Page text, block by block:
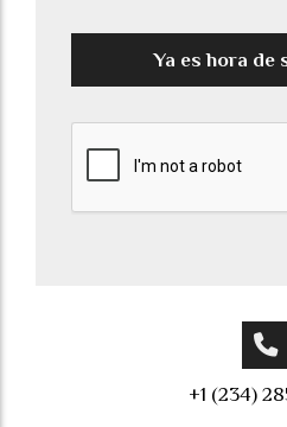
Ya es hora de
+1 (234)